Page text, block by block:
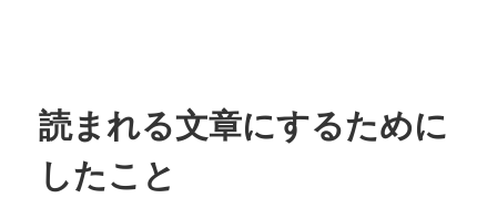
読まれる文章にするために
したこと